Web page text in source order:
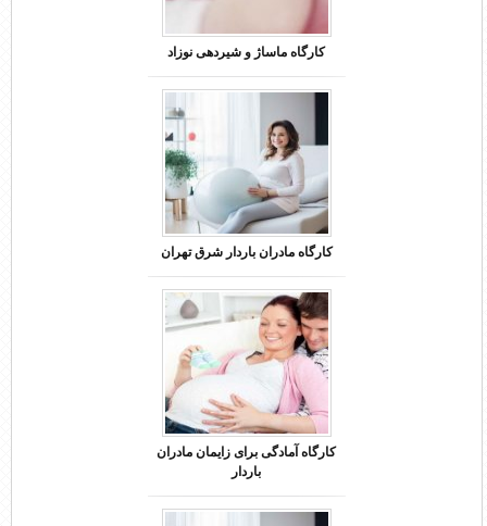
کارگاه ماساژ و شیردهی نوزاد
کارگاه مادران باردار شرق تهران
کارگاه آمادگی برای زایمان مادران
باردار